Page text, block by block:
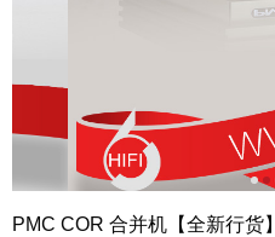
1 2
PMC COR 合并机【全新行货】